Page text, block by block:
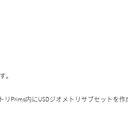
。
Prims内にUSDジオメトリサブセットを作